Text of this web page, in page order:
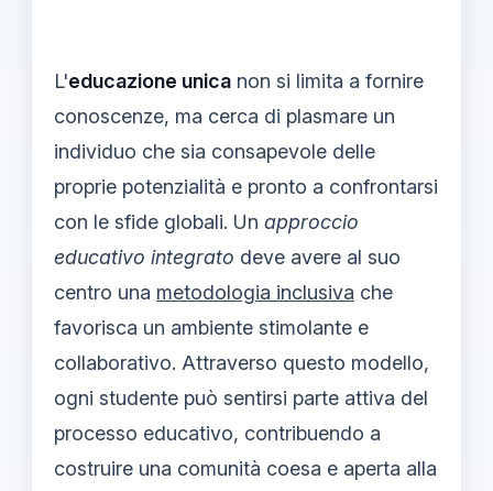
L'educazione unica non si limita a fornire
conoscenze, ma cerca di plasmare un
individuo che sia consapevole delle
proprie potenzialità e pronto a confrontarsi
con le sfide globali. Un approccio
educativo integrato deve avere al suo
centro una metodologia inclusiva che
favorisca un ambiente stimolante e
collaborativo. Attraverso questo modello,
ogni studente può sentirsi parte attiva del
processo educativo, contribuendo a
costruire una comunità coesa e aperta alla